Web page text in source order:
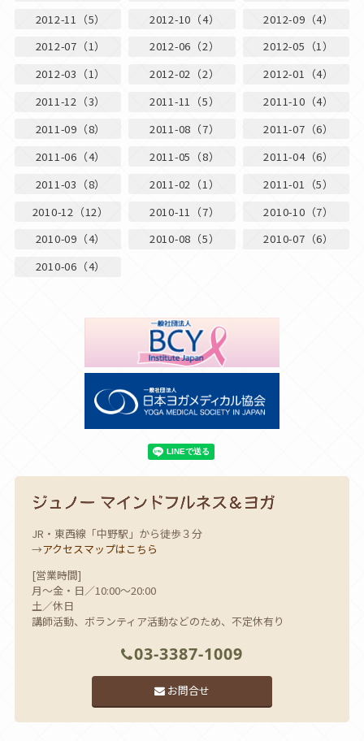
2012-11（5）
2012-10（4）
2012-09（4）
2012-07（1）
2012-06（2）
2012-05（1）
2012-03（1）
2012-02（2）
2012-01（4）
2011-12（3）
2011-11（5）
2011-10（4）
2011-09（8）
2011-08（7）
2011-07（6）
2011-06（4）
2011-05（8）
2011-04（6）
2011-03（8）
2011-02（1）
2011-01（5）
2010-12（12）
2010-11（7）
2010-10（7）
2010-09（4）
2010-08（5）
2010-07（6）
2010-06（4）
JR・東西線「中野駅」から徒歩３分
→アクセスマップはこちら
[営業時間]
月～金・日／10:00～20:00
土／休日
講師活動、ボランティア活動などのため、不定休有り
03-3387-1009
お問合せ